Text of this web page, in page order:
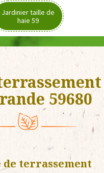
Jardinier taille de
haie 59
59680
terrassement